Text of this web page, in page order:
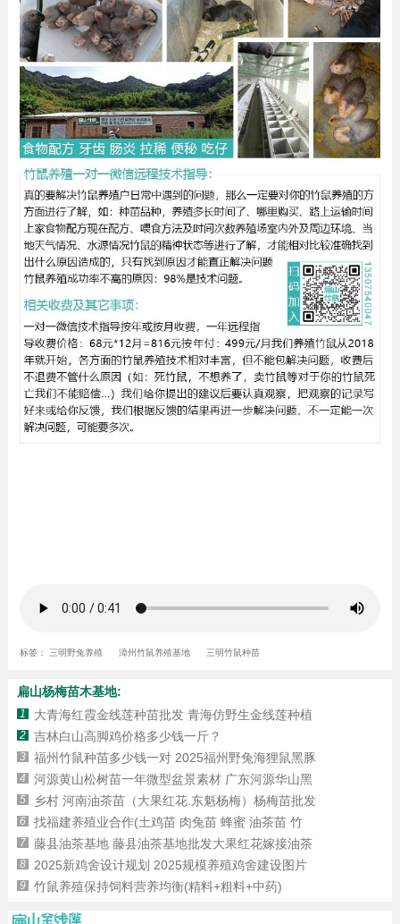
标签： 三明野兔养殖 漳州竹鼠养殖基地 三明竹鼠种苗
扁山杨梅苗木基地:
1 大青海红霞金线莲种苗批发 青海仿野生金线莲种植
2 吉林白山高脚鸡价格多少钱一斤？
3 福州竹鼠种苗多少钱一对 2025福州野兔海狸鼠黑豚
4 河源黄山松树苗一年微型盆景素材 广东河源华山黑
5 乡村 河南油茶苗（大果红花.东魁杨梅）杨梅苗批发
6 找福建养殖业合作(土鸡苗 肉兔苗 蜂蜜 油茶苗 竹
7 藤县油茶基地 藤县油茶基地批发大果红花嫁接油茶
8 2025新鸡舍设计规划 2025规模养殖鸡舍建设图片
9 竹鼠养殖保持饲料营养均衡(精料+粗料+中药)